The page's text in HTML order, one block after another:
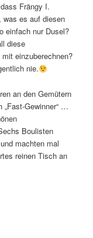
Frängy I.
was es auf diesen
einfach nur Dusel?
diese
einzuberechnen?
nie.
an den Gemütern
„Fast-Gewinner“ …
Boulisten
machten mal
reinen Tisch an